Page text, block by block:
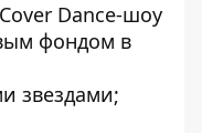
Dance-шоу
фондом в
звездами;